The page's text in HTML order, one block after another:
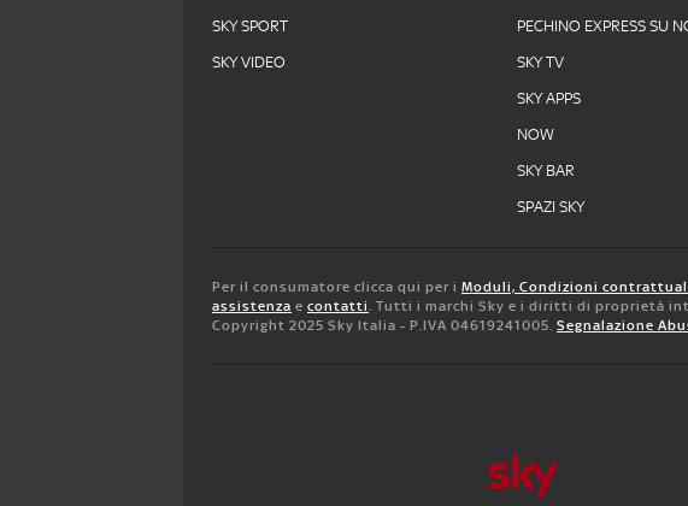
SKY SPORT
SKY VIDEO
PECHINO EXPRESS SU
SKY TV
SKY APPS
NOW
SKY BAR
SPAZI SKY
Per il consumatore clicca qui per i Moduli, Condizioni
assistenza e contatti. Tutti i marchi Sky e i diritti di proprietà
Copyright 2025 Sky Italia - P.IVA 04619241005. Segnalazione